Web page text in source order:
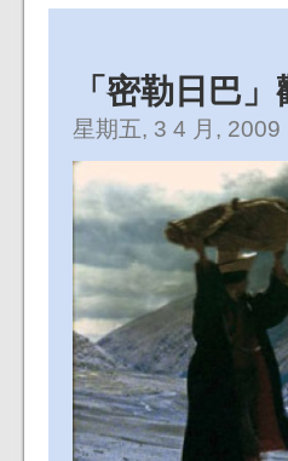
「密勒日巴
星期五, 3 4 月, 2009